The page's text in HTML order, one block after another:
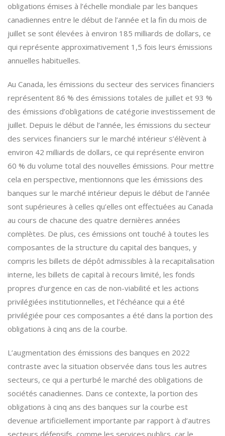
obligations émises à l’échelle mondiale par les banques
canadiennes entre le début de l’année et la fin du mois de
juillet se sont élevées à environ 185 milliards de dollars, ce
qui représente approximativement 1,5 fois leurs émissions
annuelles habituelles.
Au Canada, les émissions du secteur des services financiers
représentent 86 % des émissions totales de juillet et 93 %
des émissions d’obligations de catégorie investissement de
juillet. Depuis le début de l’année, les émissions du secteur
des services financiers sur le marché intérieur s’élèvent à
environ 42 milliards de dollars, ce qui représente environ
60 % du volume total des nouvelles émissions. Pour mettre
cela en perspective, mentionnons que les émissions des
banques sur le marché intérieur depuis le début de l’année
sont supérieures à celles qu’elles ont effectuées au Canada
au cours de chacune des quatre dernières années
complètes. De plus, ces émissions ont touché à toutes les
composantes de la structure du capital des banques, y
compris les billets de dépôt admissibles à la recapitalisation
interne, les billets de capital à recours limité, les fonds
propres d’urgence en cas de non-viabilité et les actions
privilégiées institutionnelles, et l’échéance qui a été
privilégiée pour ces composantes a été dans la portion des
obligations à cinq ans de la courbe.
L’augmentation des émissions des banques en 2022
contraste avec la situation observée dans tous les autres
secteurs, ce qui a perturbé le marché des obligations de
sociétés canadiennes. Dans ce contexte, la portion des
obligations à cinq ans des banques sur la courbe est
devenue artificiellement importante par rapport à d’autres
secteurs défensifs, comme les services publics, car le